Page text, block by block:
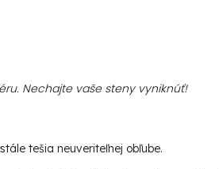
Nechajte vaše steny vyniknúť!
tešia neuveriteľnej obľube.